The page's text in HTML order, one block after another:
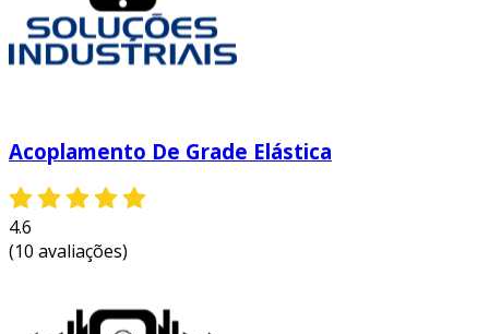
Acoplamento De Grade Elástica
4.6
(10 avaliações)